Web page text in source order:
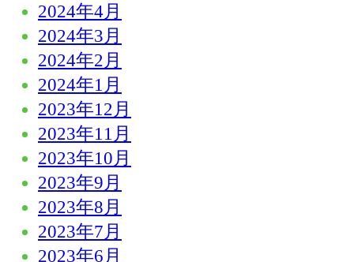
2024年4月
2024年3月
2024年2月
2024年1月
2023年12月
2023年11月
2023年10月
2023年9月
2023年8月
2023年7月
2023年6月